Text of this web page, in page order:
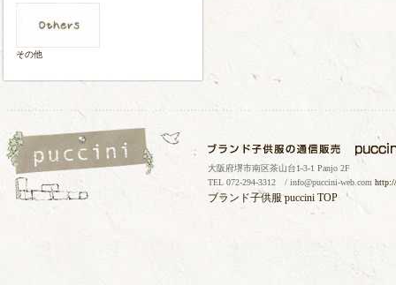
その他
大阪府堺市南区茶山台1-3-1 Panjo 2F
TEL 072-294-3312 / info@puccini-web.com
ブランド子供服puccini TOP